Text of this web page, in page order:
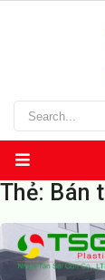
Thẻ: Bán